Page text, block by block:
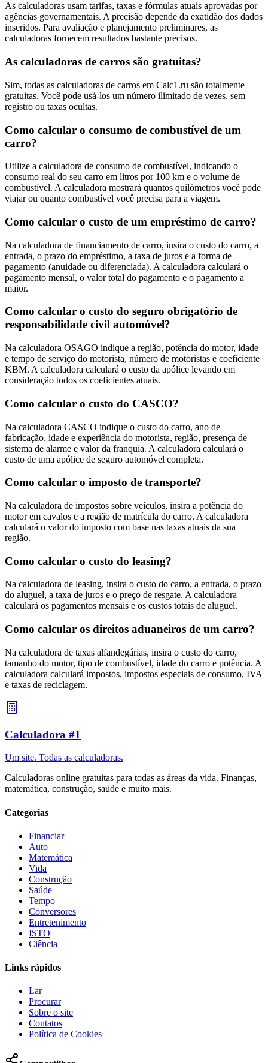
As calculadoras usam tarifas, taxas e fórmulas atuais aprovadas por
agências governamentais. A precisão depende da exatidão dos dados
inseridos. Para avaliação e planejamento preliminares, as
calculadoras fornecem resultados bastante precisos.
As calculadoras de carros são gratuitas?
Sim, todas as calculadoras de carros em Calc1.ru são totalmente
gratuitas. Você pode usá-los um número ilimitado de vezes, sem
registro ou taxas ocultas.
Como calcular o consumo de combustível de um
carro?
Utilize a calculadora de consumo de combustível, indicando o
consumo real do seu carro em litros por 100 km e o volume de
combustível. A calculadora mostrará quantos quilômetros você pode
viajar ou quanto combustível você precisa para a viagem.
Como calcular o custo de um empréstimo de carro?
Na calculadora de financiamento de carro, insira o custo do carro, a
entrada, o prazo do empréstimo, a taxa de juros e a forma de
pagamento (anuidade ou diferenciada). A calculadora calculará o
pagamento mensal, o valor total do pagamento e o pagamento a
maior.
Como calcular o custo do seguro obrigatório de
responsabilidade civil automóvel?
Na calculadora OSAGO indique a região, potência do motor, idade
e tempo de serviço do motorista, número de motoristas e coeficiente
KBM. A calculadora calculará o custo da apólice levando em
consideração todos os coeficientes atuais.
Como calcular o custo do CASCO?
Na calculadora CASCO indique o custo do carro, ano de
fabricação, idade e experiência do motorista, região, presença de
sistema de alarme e valor da franquia. A calculadora calculará o
custo de uma apólice de seguro automóvel completa.
Como calcular o imposto de transporte?
Na calculadora de impostos sobre veículos, insira a potência do
motor em cavalos e a região de matrícula do carro. A calculadora
calculará o valor do imposto com base nas taxas atuais da sua
região.
Como calcular o custo do leasing?
Na calculadora de leasing, insira o custo do carro, a entrada, o prazo
do aluguel, a taxa de juros e o preço de resgate. A calculadora
calculará os pagamentos mensais e os custos totais de aluguel.
Como calcular os direitos aduaneiros de um carro?
Na calculadora de taxas alfandegárias, insira o custo do carro,
tamanho do motor, tipo de combustível, idade do carro e potência. A
calculadora calculará impostos, impostos especiais de consumo, IVA
e taxas de reciclagem.
Calculadora #1
Um site. Todas as calculadoras.
Calculadoras online gratuitas para todas as áreas da vida. Finanças,
matemática, construção, saúde e muito mais.
Categorias
Financiar
Auto
Matemática
Vida
Construção
Saúde
Tempo
Conversores
Entretenimento
ISTO
Ciência
Links rápidos
Lar
Procurar
Sobre o site
Contatos
Política de Cookies